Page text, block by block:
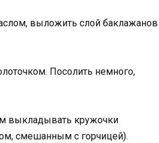
выложить слой баклажанов
Посолить немного,
выкладывать кружочки
смешанным с горчицей).